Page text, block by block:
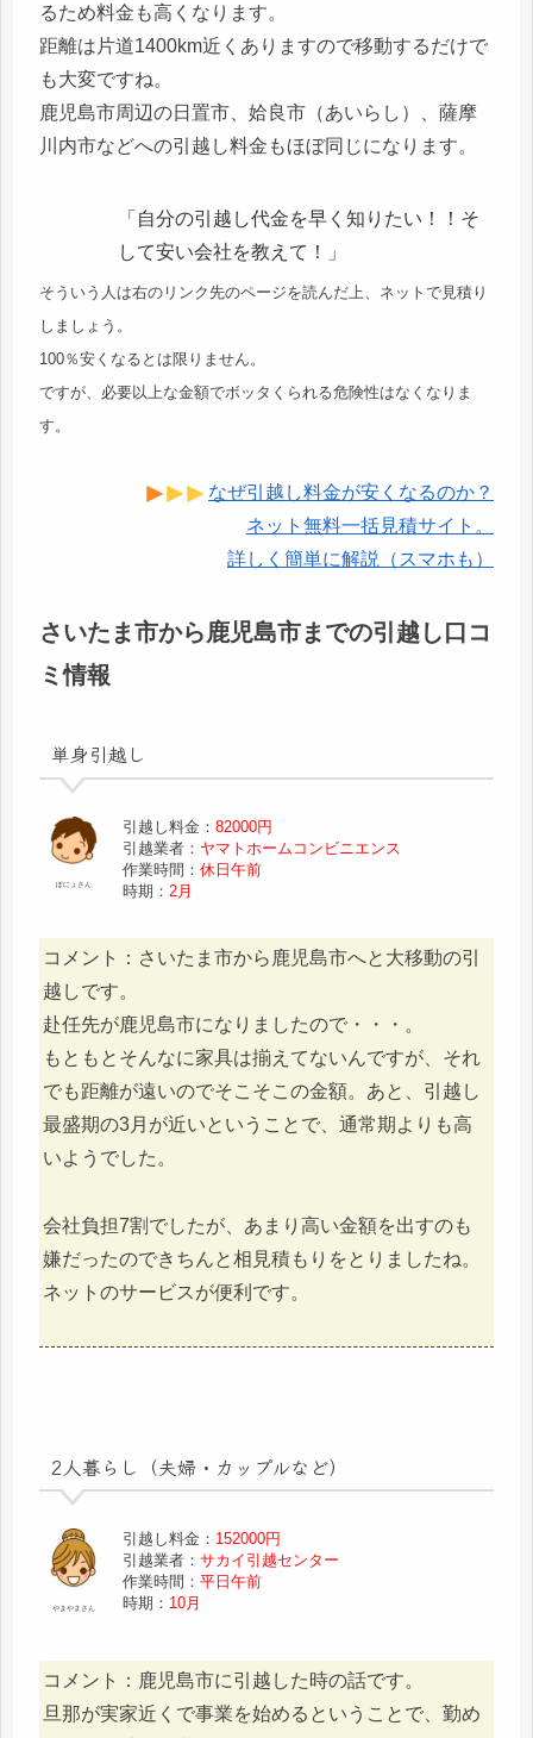
るため料金も高くなります。
距離は片道1400km近くありますので移動するだけで
も大変ですね。
鹿児島市周辺の日置市、姶良市（あいらし）、薩摩
川内市などへの引越し料金もほぼ同じになります。
「自分の引越し代金を早く知りたい！！そ
して安い会社を教えて！」
そういう人は右のリンク先のページを読んだ上、ネットで見積り
しましょう。
100％安くなるとは限りません。
ですが、必要以上な金額でボッタくられる危険性はなくなりま
す。
なぜ引越し料金が安くなるのか？
ネット無料一括見積サイト。
詳しく簡単に解説（スマホも）
さいたま市から鹿児島市までの引越し口コ
ミ情報
単身引越し
ぽにょさん
引越し料金：82000円
引越業者： ヤマトホームコンビニエンス
作業時間：休日午前
時期： 2月
コメント：さいたま市から鹿児島市へと大移動の引
越しです。
赴任先が鹿児島市になりましたので・・・。
もともとそんなに家具は揃えてないんですが、それ
でも距離が遠いのでそこそこの金額。あと、引越し
最盛期の3月が近いということで、通常期よりも高
いようでした。
会社負担7割でしたが、あまり高い金額を出すのも
嫌だったのできちんと相見積もりをとりましたね。
ネットのサービスが便利です。
2人暮らし（夫婦・カップルなど）
やまやまさん
引越し料金： 152000円
引越業者：サカイ引越センター
作業時間：平日午前
時期： 10月
コメント：鹿児島市に引越した時の話です。
旦那が実家近くで事業を始めるということで、勤め